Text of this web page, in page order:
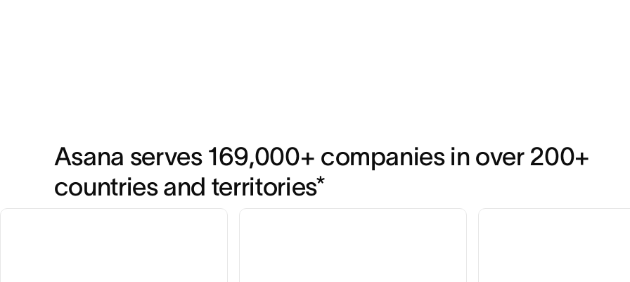
Asana serves 169,000+ companies in over 200+
countries and territories*